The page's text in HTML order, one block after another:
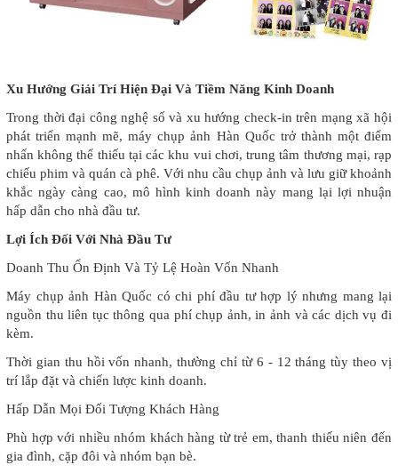
Xu Hướng Giải Trí Hiện Đại Và Tiềm Năng Kinh Doanh
Trong thời đại công nghệ số và xu hướng check-in trên mạng xã hội
phát triển mạnh mẽ, máy chụp ảnh Hàn Quốc trở thành một điểm
nhấn không thể thiếu tại các khu vui chơi, trung tâm thương mại, rạp
chiếu phim và quán cà phê. Với nhu cầu chụp ảnh và lưu giữ khoảnh
khắc ngày càng cao, mô hình kinh doanh này mang lại lợi nhuận
hấp dẫn cho nhà đầu tư.
Lợi Ích Đối Với Nhà Đầu Tư
Doanh Thu Ổn Định Và Tỷ Lệ Hoàn Vốn Nhanh
Máy chụp ảnh Hàn Quốc có chi phí đầu tư hợp lý nhưng mang lại
nguồn thu liên tục thông qua phí chụp ảnh, in ảnh và các dịch vụ đi
kèm.
Thời gian thu hồi vốn nhanh, thường chỉ từ 6 - 12 tháng tùy theo vị
trí lắp đặt và chiến lược kinh doanh.
Hấp Dẫn Mọi Đối Tượng Khách Hàng
Phù hợp với nhiều nhóm khách hàng từ trẻ em, thanh thiếu niên đến
gia đình, cặp đôi và nhóm bạn bè.